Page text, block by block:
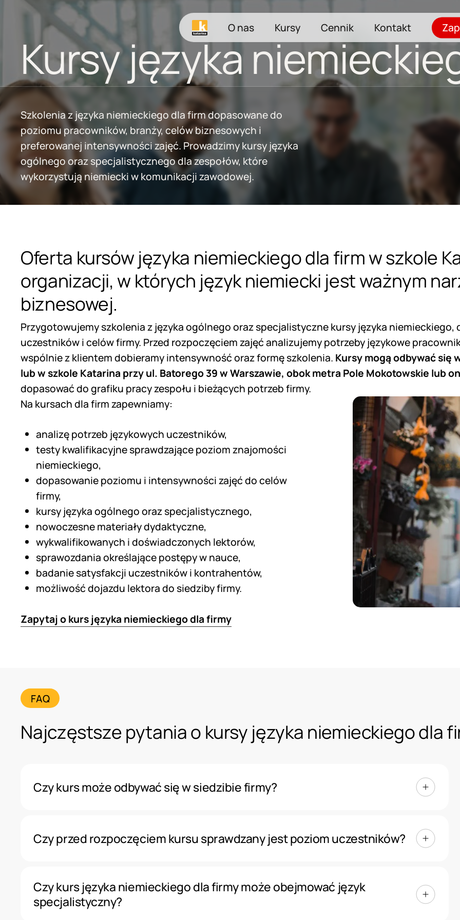
content
O nas Kursy Cennik Kontakt
Kursy języka
Szkolenia z języka niemieckiego dla firm dopasowane do
poziomu pracowników, branży, celów biznesowych i
preferowanej intensywności zajęć. Prowadzimy kursy języka
ogólnego oraz specjalistycznego dla zespołów, które
wykorzystują niemiecki w komunikacji zawodowej.
Oferta kursów języka niemieckiego dla firm w szkole
organizacji, w których język niemiecki jest ważnym
biznesowej.
Przygotowujemy szkolenia z języka ogólnego oraz specjalistyczne kursy języka niemieckiego,
uczestników i celów firmy. Przed rozpoczęciem zajęć analizujemy potrzeby językowe
wspólnie z klientem dobieramy intensywność oraz formę szkolenia. Kursy mogą odbywać się
lub w szkole Katarina przy ul. Batorego 39 w Warszawie, obok metra Pole Mokotowskie lub
dopasować do grafiku pracy zespołu i bieżących potrzeb firmy.
Na kursach dla firm zapewniamy:
analizę potrzeb językowych uczestników,
testy kwalifikacyjne sprawdzające poziom znajomości
niemieckiego,
dopasowanie poziomu i intensywności zajęć do celów
firmy,
kursy języka ogólnego oraz specjalistycznego,
nowoczesne materiały dydaktyczne,
wykwalifikowanych i doświadczonych lektorów,
sprawozdania określające postępy w nauce,
badanie satysfakcji uczestników i kontrahentów,
możliwość dojazdu lektora do siedziby firmy.
Zapytaj o kurs języka niemieckiego dla firmy
FAQ
Najczęstsze pytania o kursy języka niemieckiego dla
Czy kurs może odbywać się w siedzibie firmy?
także w szkole Katarina przy ul. Batorego 39 w Warszawie, obok metra Pole
Mokotowskie lub online.
Czy przed rozpoczęciem kursu sprawdzany jest poziom uczestników?
potrzeb językowych uczestników. Dzięki temu łatwiej dobrać poziom, zakres materiału
i tempo zajęć.
Czy kurs języka niemieckiego dla firmy może obejmować język
specjalistyczny?